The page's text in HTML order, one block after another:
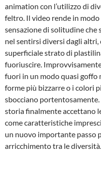
animation con l’utilizzo di
feltro. Il video rende in
sensazione di solitudine che
nel sentirsi diversi dagli altri,
superficiale strato di
fuoriuscire.
fuori in un modo quasi goffo
forme più bizzarre o i colori
sbocciano
storia finalmente accettano
come caratteristiche
un nuovo importante passo
arricchimento tra le diversità.